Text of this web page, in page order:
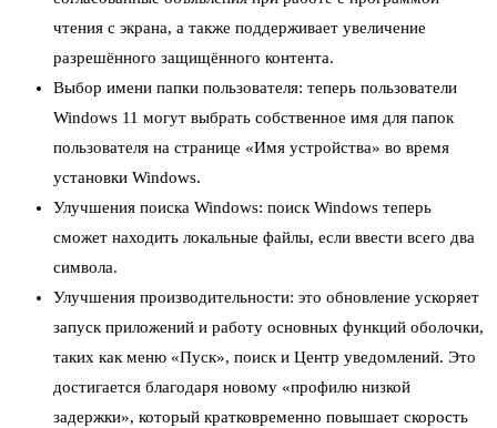
чтения с экрана, а также поддерживает увеличение
разрешённого защищённого контента.
Выбор имени папки пользователя: теперь пользователи
Windows 11 могут выбрать собственное имя для папок
пользователя на странице «Имя устройства» во время
установки Windows.
Улучшения поиска Windows: поиск Windows теперь
сможет находить локальные файлы, если ввести всего два
символа.
Улучшения производительности: это обновление ускоряет
запуск приложений и работу основных функций оболочки,
таких как меню «Пуск», поиск и Центр уведомлений. Это
достигается благодаря новому «профилю низкой
задержки», который кратковременно повышает скорость